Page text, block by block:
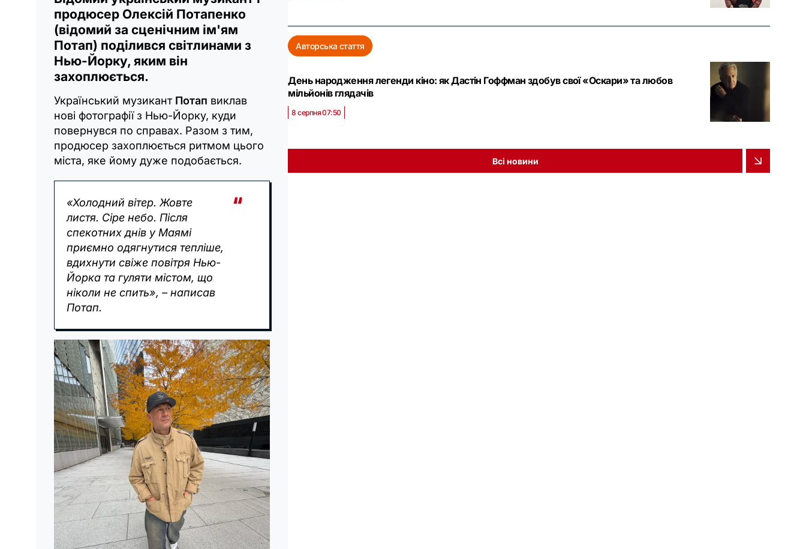
продюсер Олексій Потапенко
(відомий за сценічним ім'ям
Потап) поділився світлинами з
Нью-Йорку, яким він
захоплюється.
Український музикант Потап виклав
нові фотографії з Нью-Йорку, куди
повернувся по справах. Разом з тим,
продюсер захоплюється ритмом цього
міста, яке йому дуже подобається.
«Холодний вітер. Жовте
листя. Сіре небо. Після
спекотних днів у Маямі
приємно одягнутися тепліше,
вдихнути свіже повітря Нью-
Йорка та гуляти містом, що
ніколи не спить», – написав
Потап.
Авторська стаття
День народження легенди кіно: як Дастін Гоффман здобув свої «Оскари» та любов
мільйонів глядачів
8 серпня 07:50
Всі новини